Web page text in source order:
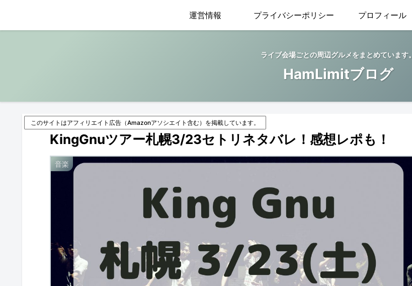
ライブ会場ごとの周辺グルメをまとめています。
HamLimitブログ
運営情報 プライバシーポリシー プロフィール
このサイトはアフィリエイト広告（Amazonアソシエイト含む）を掲載しています。
KingGnuツアー札幌3/23セトリネタバレ！感想レポも！
音楽